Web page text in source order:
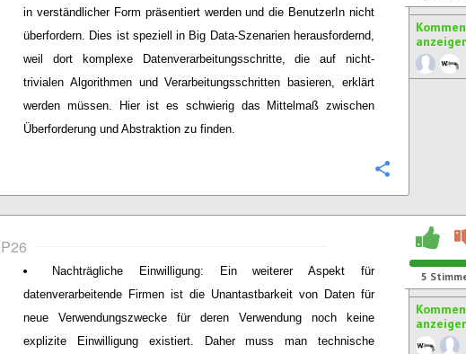
in verständlicher Form präsentiert werden und die BenutzerIn nicht
überfordern. Dies ist speziell in Big Data-Szenarien herausfordernd,
weil dort komplexe Datenverarbeitungsschritte, die auf nicht-
trivialen Algorithmen und Verarbeitungsschritten basieren, erklärt
werden müssen. Hier ist es schwierig das Mittelmaß zwischen
Überforderung und Abstraktion zu finden.
P26
Nachträgliche Einwilligung: Ein weiterer Aspekt für
datenverarbeitende Firmen ist die Unantastbarkeit von Daten für
neue Verwendungszwecke für deren Verwendung noch keine
explizite Einwilligung existiert. Daher muss man technische
5